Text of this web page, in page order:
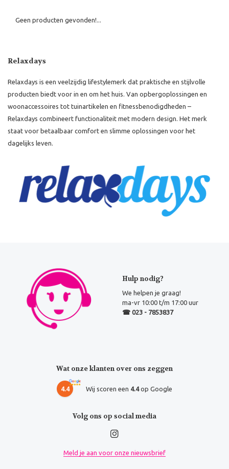
Geen producten gevonden!...
Relaxdays
Relaxdays is een veelzijdig lifestylemerk dat praktische en stijlvolle
producten biedt voor in en om het huis. Van opbergoplossingen en
woonaccessoires tot tuinartikelen en fitnessbenodigdheden –
Relaxdays combineert functionaliteit met modern design. Het merk
staat voor betaalbaar comfort en slimme oplossingen voor het
dagelijks leven.
Hulp nodig?
We helpen je graag!
ma-vr 10:00 t/m 17:00 uur
☎ 023 - 7853837
Wat onze klanten over ons zeggen
4.4 Wij scoren een 4.4op Google
Volg ons op social media
Meld je aan voor onze nieuwsbrief